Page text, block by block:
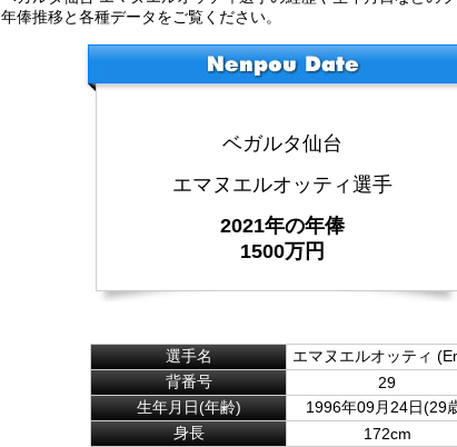
年俸推移と各種データをご覧ください。
ベガルタ仙台
エマヌエルオッティ選手
2021年の年俸
1500万円
選手名
エマヌエルオッティ
背番号
29
生年月日(年齢)
1996年09月24日(29
身長
172cm